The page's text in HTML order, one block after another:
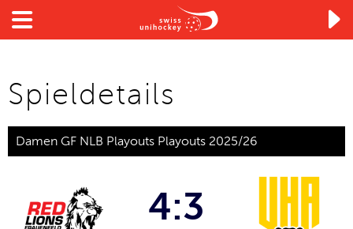

Spieldetails
Damen GF NLB Playouts Playouts 2025/26
4:3